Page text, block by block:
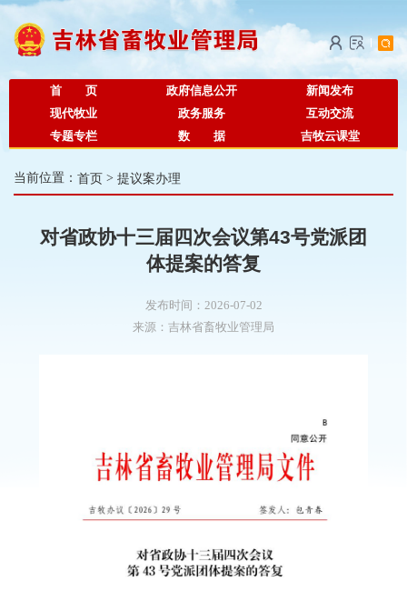
首 页 政府信息公开
新闻发布
现代牧业
政务服务
互动交流
专题专栏
数 据 吉牧云课堂
当前位置： 首页 > 提议案办理
对省政协十三届四次会议第43号党派团
体提案的答复
发布时间：2026-07-02
来源： 吉林省畜牧业管理局